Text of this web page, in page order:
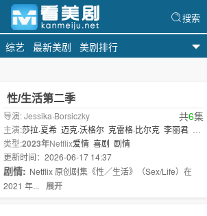
综艺 最新美剧 美剧排行
搜索
性/生活第二季
共6集
导演: Jessika·Borsiczky
主演:莎拉·夏希 迈克·沃格尔 克雷格·比尔克 李丽君
当·德莫斯 沃利斯·戴 乔纳森·萨多斯基
流士·胡..
类型:2023年Netflix爱情 喜剧 剧情
更新时间：2026-06-17 14:37
剧情: Netflix 原创剧集《性／生活》（Sex/Life）在
2021 年...
展开